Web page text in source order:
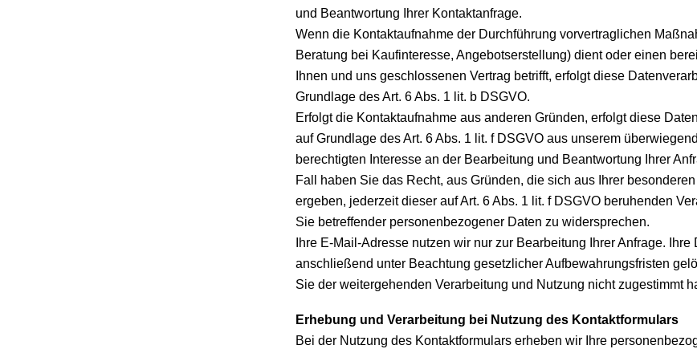
und Beantwortung Ihrer Kontaktanfrage.
Wenn die Kontaktaufnahme der Durchführung vorvertraglichen
Beratung bei Kaufinteresse, Angebotserstellung) dient oder einen
Ihnen und uns geschlossenen Vertrag betrifft, erfolgt diese
Grundlage des Art. 6 Abs. 1 lit. b DSGVO.
Erfolgt die Kontaktaufnahme aus anderen Gründen, erfolgt diese
auf Grundlage des Art. 6 Abs. 1 lit. f DSGVO aus unserem
berechtigten Interesse an der Bearbeitung und Beantwortung Ihrer
Fall haben Sie das Recht, aus Gründen, die sich aus Ihrer
ergeben, jederzeit dieser auf Art. 6 Abs. 1 lit. f DSGVO beruhenden
Sie betreffender personenbezogener Daten zu widersprechen.
Ihre E-Mail-Adresse nutzen wir nur zur Bearbeitung Ihrer Anfrage. Ihre
anschließend unter Beachtung gesetzlicher Aufbewahrungsfristen
Sie der weitergehenden Verarbeitung und Nutzung nicht zugestimmt
Erhebung und Verarbeitung bei Nutzung des Kontaktformulars
Bei der Nutzung des Kontaktformulars erheben wir Ihre